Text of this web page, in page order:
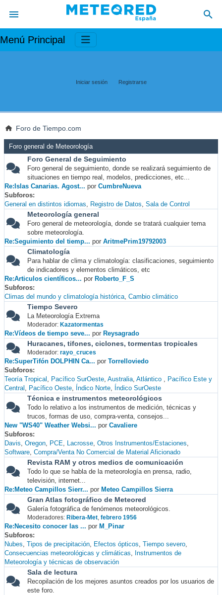
Menú Principal
Iniciar sesión Registrarse
Foro de Tiempo.com
Foro general de Meteorología
Foro General de Seguimiento
Foro general de seguimiento, donde se realizará seguimiento de
situaciones en tiempo real, modelos, predicciones, etc...
Re:Islas Canarias. Agost... por CumbreNueva
Subforos
General en distintos idiomas
Registro de Datos Sala de Control
Meteorología general
Foro general de meteorología, donde se tratará cualquier tema
sobre meteorología.
Re:Seguimiento del tiemp... por AritmePrim19792003
Climatología
Para hablar de clima y climatología: clasificaciones, seguimiento
de indicadores y elementos climáticos, etc
Re:Articulos científicos... por Roberto_F_S
Subforos
Climas del mundo y climatología histórica Cambio climático
Tiempo Severo
La Meteorología Extrema
Moderador: Kazatormentas
Re:Vídeos de tiempo seve... por Reysagrado
Huracanes, tifones, ciclones, tormentas tropicales
Moderador: rayo_cruces
Re:SuperTifón DOLPHIN Ca... por Torrelloviedo
Subforos
Teoría Tropical
Pacífico SurOeste Australia Atlántico
Pacífico Este y
Central
Pacífico Oeste Índico Norte Índico SurOeste
Técnica e instrumentos meteorológicos
Todo lo relativo a los instrumentos de medición, técnicas y
trucos, formas de uso, compra-venta, consejos...
New "WS40" Weather Websi... por Cavaliere
Subforos
Davis Oregon PCE Lacrosse Otros Instrumentos/Estaciones
Software Compra/Venta No Comercial de Material Aficionado
Revista RAM y otros medios de comunicación
Todo lo que se habla de la meteorología en prensa, radio,
televisión, internet...
Re:Meteo Campillos Sierr... por Meteo Campillos Sierra
Gran Atlas fotográfico de Meteored
Galería fotográfica de fenómenos meteorológicos.
Moderadores: Ribera-Met, febrero 1956
Re:Necesito conocer las ... por M_Pinar
Subforos
Nubes Tipos de precipitación Efectos ópticos Tiempo severo
Consecuencias meteorológicas y climáticas
Instrumentos de
Meteorología y técnicas de observación
Sala de lectura
Recopilación de los mejores asuntos creados por los usuarios de
este foro.